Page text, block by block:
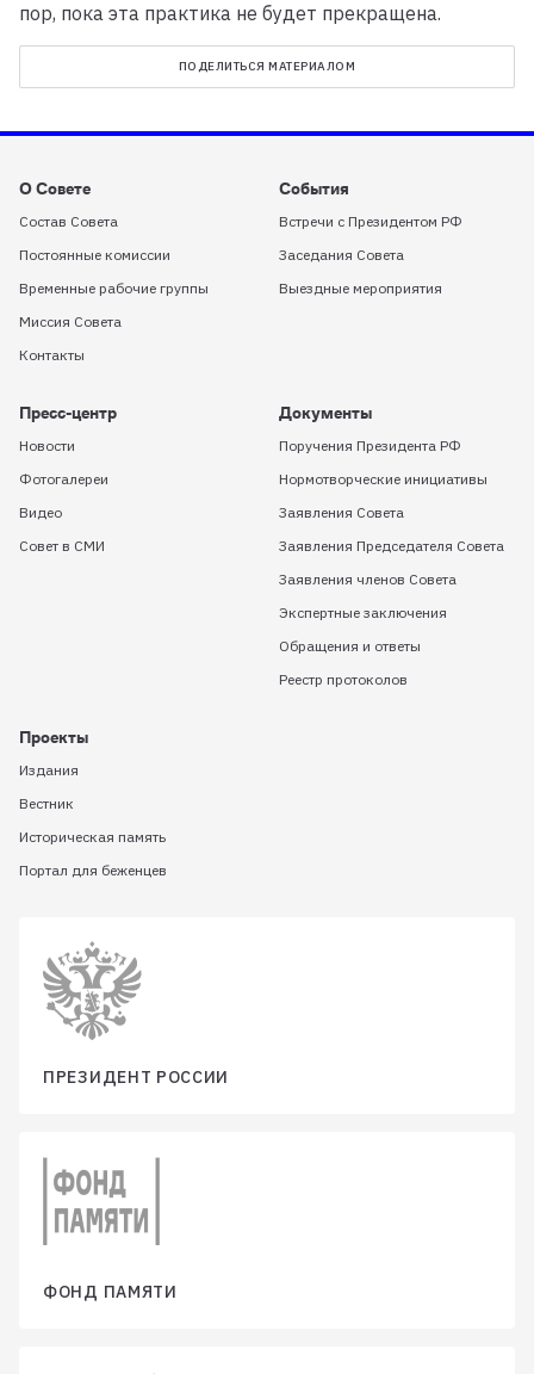
ПОДЕЛИТЬСЯ МАТЕРИАЛОМ
пор, пока эта практика не будет прекращена.
О Совете
Состав Совета
Постоянные комиссии
Временные рабочие группы
Миссия Совета
Контакты
События
Встречи с Президентом РФ
Заседания Совета
Выездные мероприятия
Пресс-центр
Новости
Фотогалереи
Видео
Совет в СМИ
Документы
Поручения Президента РФ
Нормотворческие инициативы
Заявления Совета
Заявления Председателя Совета
Заявления членов Совета
Экспертные заключения
Обращения и ответы
Реестр протоколов
Проекты
Издания
Вестник
Историческая память
Портал для беженцев
ПРЕЗИДЕНТ РОССИИ
ФОНД ПАМЯТИ